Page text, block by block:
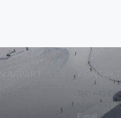
APPART
Tel.: +43
Mob.: +43
E-mail